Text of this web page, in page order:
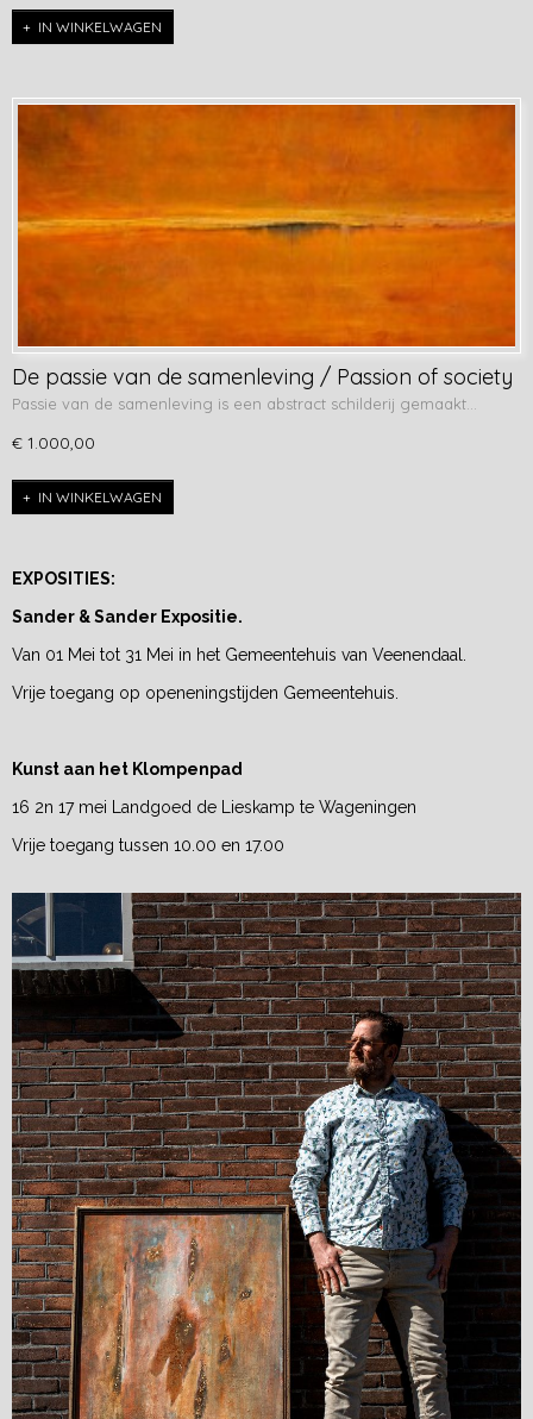
IN WINKELWAGEN
De passie van de samenleving / Passion of society
Passie van de samenleving is een abstract schilderij gemaakt…
€ 1.000,00
IN WINKELWAGEN
EXPOSITIES:
Sander & Sander Expositie.
Van 01 Mei tot 31 Mei in het Gemeentehuis van Veenendaal.
Vrije toegang op openeningstijden Gemeentehuis.
Kunst aan het Klompenpad
16 2n 17 mei Landgoed de Lieskamp te Wageningen
Vrije toegang tussen 10.00 en 17.00